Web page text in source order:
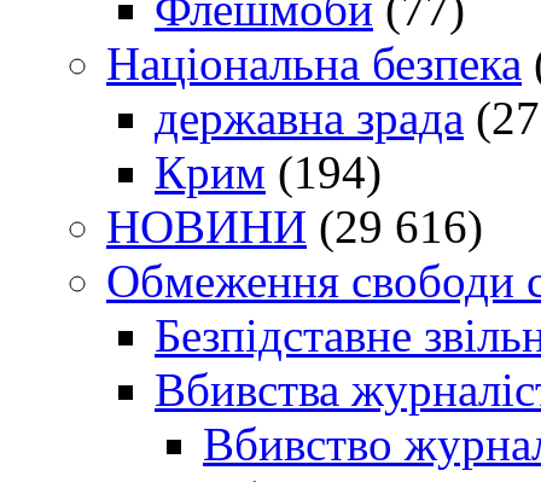
Національна безпека
державна зрада
Крим (194)
НОВИНИ (29 616)
Обмеження свободи
Безпідставне
Вбивства
Вбивство